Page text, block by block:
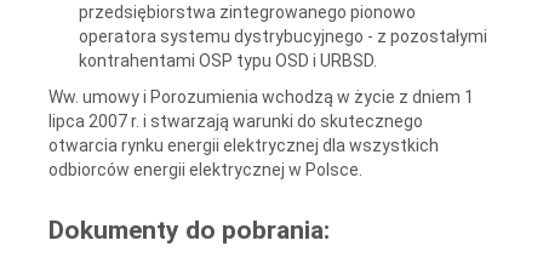
przedsiębiorstwa zintegrowanego pionowo
operatora systemu dystrybucyjnego - z pozostałymi
kontrahentami OSP typu OSD i URBSD.
Ww. umowy i Porozumienia wchodzą w życie z dniem 1
lipca 2007 r. i stwarzają warunki do skutecznego
otwarcia rynku energii elektrycznej dla wszystkich
odbiorców energii elektrycznej w Polsce.
Dokumenty do pobrania: